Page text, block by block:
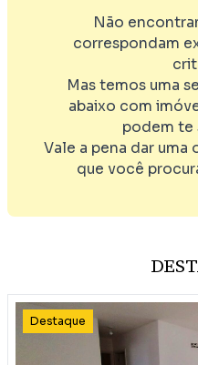
Não
correspondam
Mas temos uma
abaixo com
podem te
Vale a pena dar uma
que você
Destaque